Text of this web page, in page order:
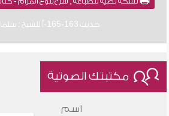
حديث 163-165-أ للشيخ : سلمان العودة
مكتبتك الصوتية
اسم